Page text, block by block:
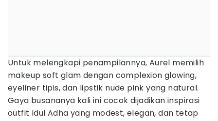
Untuk melengkapi penampilannya, Aurel memilih
makeup soft glam dengan complexion glowing,
eyeliner tipis, dan lipstik nude pink yang natural.
Gaya busananya kali ini cocok dijadikan inspirasi
outfit Idul Adha yang modest, elegan, dan tetap